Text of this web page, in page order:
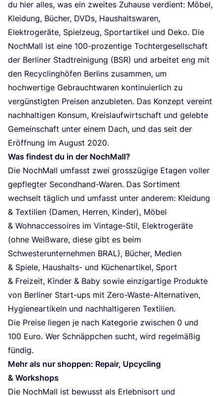
du hier alles, was ein zwei­tes Zuhau­se ver­dient: Möbel,
Klei­dung, Bücher, DVDs, Haus­halts­wa­ren,
Elek­tro­ge­rä­te, Spiel­zeug, Sport­ar­ti­kel und Deko. Die
Noch­Mall ist eine 100-pro­zen­ti­ge Toch­ter­ge­sell­schaft
der Ber­li­ner Stadt­rei­ni­gung (BSR) und arbei­tet eng mit
den Recy­cling­hö­fen Ber­lins zusam­men, um
hoch­wer­ti­ge Gebraucht­wa­ren kon­ti­nu­ier­lich zu
ver­güns­tig­ten Prei­sen anzu­bie­ten. Das Kon­zept ver­eint
nach­hal­ti­gen Kon­sum, Kreis­lauf­wirt­schaft und geleb­te
Gemein­schaft unter einem Dach, und das seit der
Eröff­nung im August 2020.
Was fin­dest du in der NochMall?
Die Noch­Mall umfasst zwei gross­zü­gi­ge Eta­gen vol­ler
gepfleg­ter Second­hand-Waren. Das Sor­ti­ment
wech­selt täg­lich und umfasst unter ande­rem: Klei­dung
& Tex­ti­li­en (Damen, Her­ren, Kin­der), Möbel
& Wohn­ac­ces­soires im Vin­ta­ge-Stil, Elek­tro­ge­rä­te
(ohne Weiß­wa­re, die­se gibt es beim
Schwes­ter­un­ter­neh­men BRAL), Bücher, Medi­en
& Spie­le, Haus­halts- und Küchen­ar­ti­kel, Sport
& Frei­zeit, Kin­der & Baby sowie ein­zig­ar­ti­ge Pro­duk­te
von Ber­li­ner Start-ups mit Zero-Was­te-Alter­na­ti­ven,
Hygie­ne­ar­ti­keln und nach­hal­ti­ge­ren Textilien.
Die Prei­se lie­gen je nach Kate­go­rie zwi­schen 0 und
100 Euro. Wer Schnäpp­chen sucht, wird regel­mä­ßig
fündig.
Mehr als nur shop­pen: Repair, Upcy­cling
& Workshops
Die Noch­Mall ist bewusst als Erleb­nis­ort und